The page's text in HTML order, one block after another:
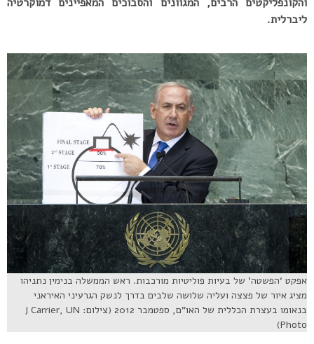
ליברלית.
אפקט ‘הפשטה’ של בעיות פוליטיות מורכבות. ראש הממשלה בנימין נתניהו
מציג איור של פצצה ועליה שלושה שלבים בדרך לנשק הגרעיני האיראני
בנאומו בעצרת הכללית של האו”ם, ספטמבר 2012 (צילום: J Carrier, UN
Photo)